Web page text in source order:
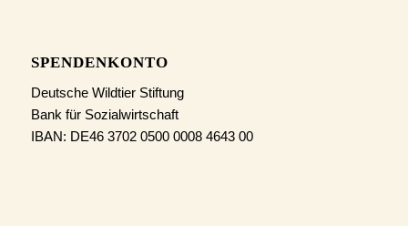
SPENDENKONTO
Deutsche Wildtier Stiftung
Bank für Sozialwirtschaft
IBAN: DE46 3702 0500 0008 4643 00